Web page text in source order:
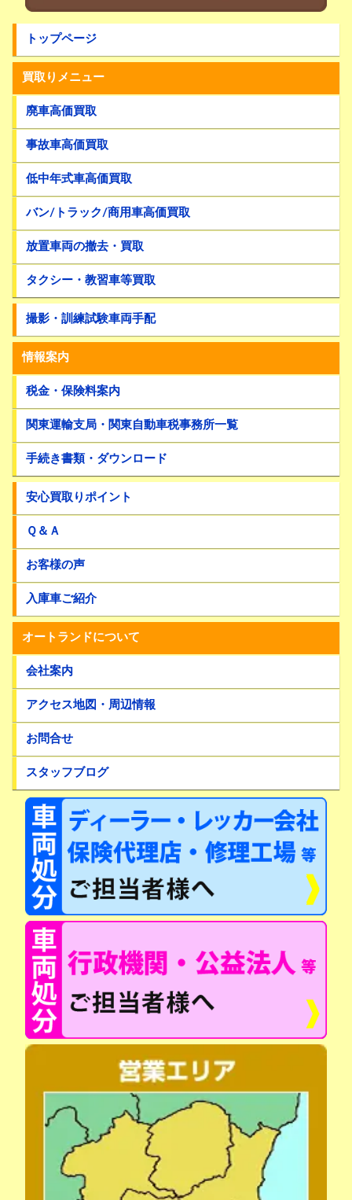
トップページ
買取りメニュー
廃車高価買取
事故車高価買取
低中年式車高価買取
バン/トラック/商用車高価買取
放置車両の撤去・買取
タクシー・教習車等買取
撮影・訓練試験車両手配
情報案内
税金・保険料案内
関東運輸支局・関東自動車税事務所一覧
手続き書類・ダウンロード
安心買取りポイント
Ｑ＆Ａ
お客様の声
入庫車ご紹介
オートランドについて
会社案内
アクセス地図・周辺情報
お問合せ
スタッフブログ